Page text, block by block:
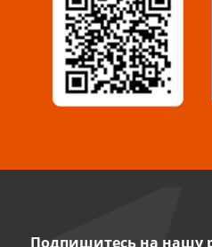
Сызрань, ул. Декабристов,
8 927 009 54 63
Саратов, ул. Танкистов,
Подпишитесь на нашу